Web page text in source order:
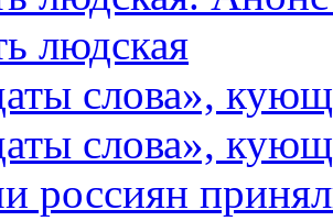
людская
слова»,
слова»,
россиян